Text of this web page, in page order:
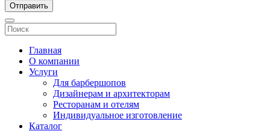
Отправить
Главная
О компании
Услуги
Для барбершопов
Дизайнерам и архитекторам
Ресторанам и отелям
Индивидуальное изготовление
Каталог